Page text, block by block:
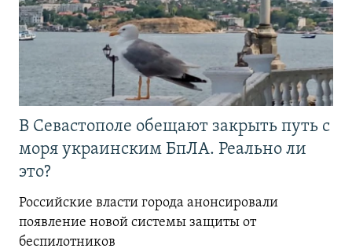
В Севастополе обещают закрыть путь с
моря украинским БпЛА. Реально ли
это?
Российские власти города анонсировали
появление новой системы защиты от
беспилотников